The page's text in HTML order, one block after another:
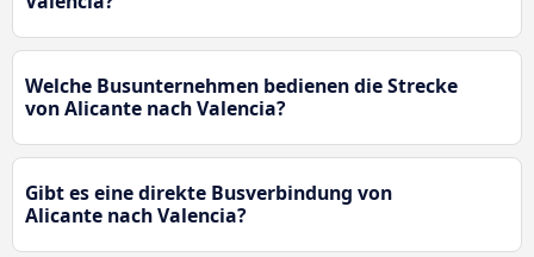
Welche Busunternehmen bedienen die Strecke
von Alicante nach Valencia?
Gibt es eine direkte Busverbindung von
Alicante nach Valencia?